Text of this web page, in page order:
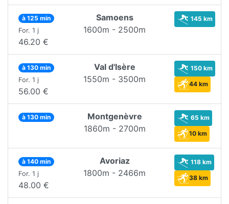
à 125 min
For. 1 j
46.20 €
Samoens
1600m - 2500m
145 km
à 130 min
For. 1 j
56.00 €
Val d'Isère
1550m - 3500m
150 km
44 km
à 130 min
Montgenèvre
1860m - 2700m
65 km
10 km
à 140 min
For. 1 j
48.00 €
Avoriaz
1800m - 2466m
118 km
38 km